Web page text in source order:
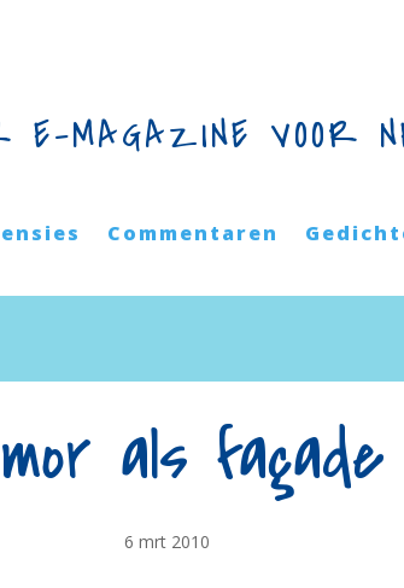
E-MAGAZINE VOOR
Commentaren
als façade
6 mrt 2010